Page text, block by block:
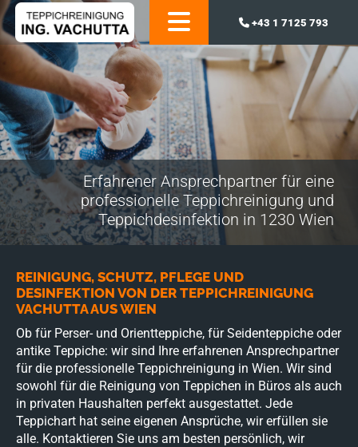
 +43 1 7125 793
Erfahrener Ansprechpartner für eine
professionelle Teppichreinigung und
Teppichdesinfektion in 1230 Wien
REINIGUNG, SCHUTZ, PFLEGE UND
DESINFEKTION VON DER TEPPICHREINIGUNG
VACHUTTA AUS WIEN
Ob für Perser- und Orientteppiche, für Seidenteppiche oder
antike Teppiche: wir sind Ihre erfahrenen Ansprechpartner
für die professionelle Teppichreinigung in Wien. Wir sind
sowohl für die Reinigung von Teppichen in Büros als auch
in privaten Haushalten perfekt ausgestattet. Jede
Teppichart hat seine eigenen Ansprüche, wir erfüllen sie
alle. Kontaktieren Sie uns am besten persönlich, wir